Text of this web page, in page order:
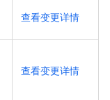
查看变更详情
查看变更详情